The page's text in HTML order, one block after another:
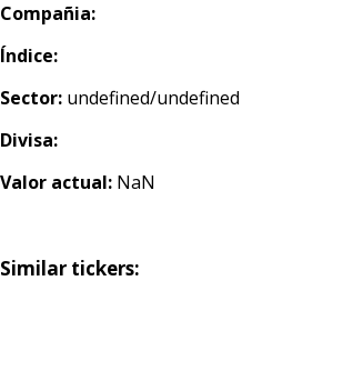
Compañia:
Índice:
Sector: undefined/undefined
Divisa:
Valor actual: NaN
Similar tickers: